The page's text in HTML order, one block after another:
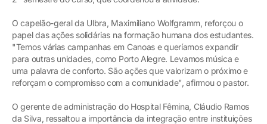
O capelão-geral da Ulbra, Maximiliano Wolfgramm, reforçou o
papel das ações solidárias na formação humana dos estudantes.
"Temos várias campanhas em Canoas e queríamos expandir
para outras unidades, como Porto Alegre. Levamos música e
uma palavra de conforto. São ações que valorizam o próximo e
reforçam o compromisso com a comunidade", afirmou o pastor.
O gerente de administração do Hospital Fêmina, Cláudio Ramos
da Silva, ressaltou a importância da integração entre instituições